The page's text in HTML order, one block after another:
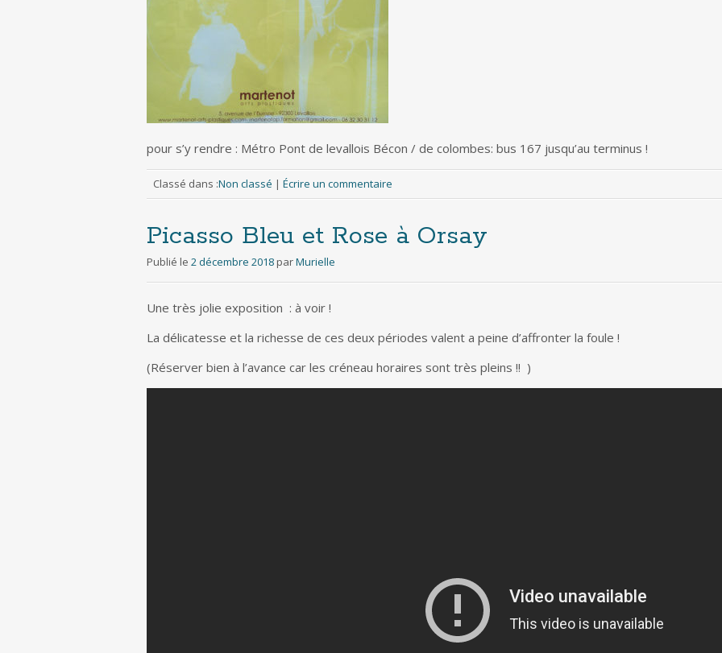
pour s’y rendre : Métro Pont de levallois Bécon / de colombes: bus 167 jusqu’au terminus !
Classé dans :Non classé | Écrire un commentaire
Picasso Bleu et Rose à Orsay
Publié le 2 décembre 2018 parMurielle
Une très jolie exposition : à voir !
La délicatesse et la richesse de ces deux périodes valent a peine d’affronter la foule !
(Réserver bien à l’avance car les créneau horaires sont très pleins !! )